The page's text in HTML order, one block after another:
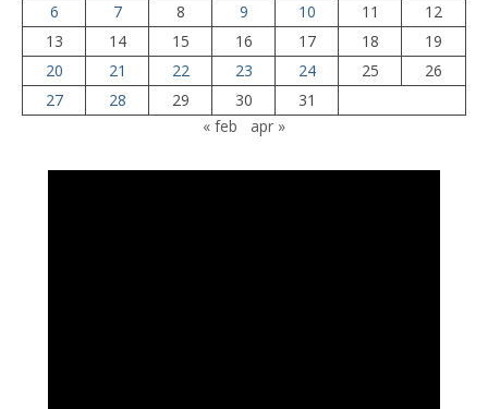
6
7 8 9 10 11
12
13
14 15 16 17 18
19
20
21 22 23 24 25
26
27
28 29 30
31
« feb
apr »